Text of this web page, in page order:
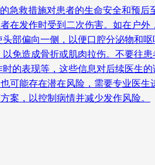
急救措施对患者的生命安全和预
在发作时受到二次伤害。如在户
部偏向一侧，以便口腔分泌物和
免造成骨折或肌肉拉伤。不要往
的表现等，这些信息对后续医生
可能存在潜在风险，需要专业医
案，以控制病情并减少发作风险。